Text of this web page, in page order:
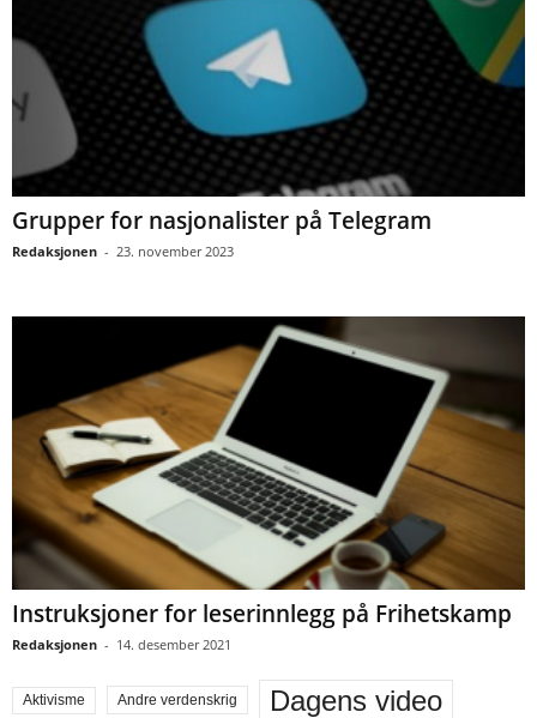
Grupper for nasjonalister på Telegram
Redaksjonen - 23. november 2023
Instruksjoner for leserinnlegg på Frihetskamp
Redaksjonen - 14. desember 2021
Aktivisme Andre verdenskrig Dagens video